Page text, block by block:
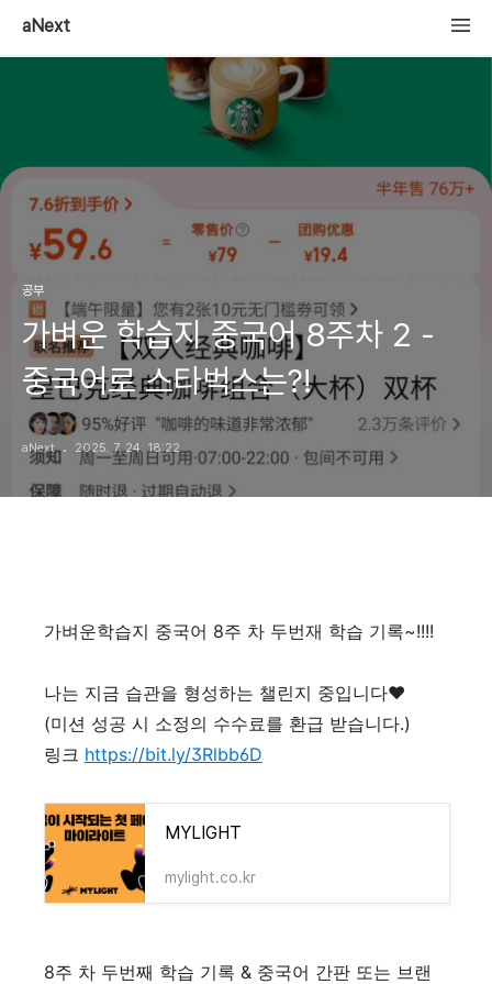
aNext
공부
가벼운 학습지 중국어 8주차 2 -
중국어로 스타벅스는?!
aNext 2025. 7. 24. 18:22
가벼운학습지 중국어 8주 차 두번재 학습 기록~!!!!
나는 지금 습관을 형성하는 챌린지 중입니다♥
(미션 성공 시 소정의 수수료를 환급 받습니다.)
링크 https://bit.ly/3Rlbb6D
MYLIGHT
mylight.co.kr
8주 차 두번째 학습 기록 & 중국어 간판 또는 브랜